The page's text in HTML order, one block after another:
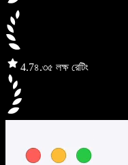
4.7৪.৩৫ লক্ষ রেটিং